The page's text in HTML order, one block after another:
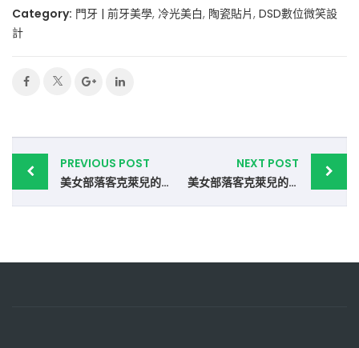
Category: 門牙 | 前牙美學, 冷光美白, 陶瓷貼片, DSD數位微笑設
計
Post
navigation
PREVIOUS POST
美女部落客克萊兒的牙齒美白心得-part 3.牙冠增長術
NEXT POST
美女部落客克萊兒的牙齒美白心得-part 1.DSD數位微笑設計